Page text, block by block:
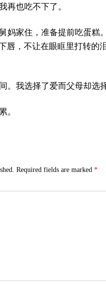
再也吃不下了。
妈家住，准备提前吃蛋糕
唇，不让在眼眶里打转
。我选择了爱而父母却选
。
Required fields are marked *